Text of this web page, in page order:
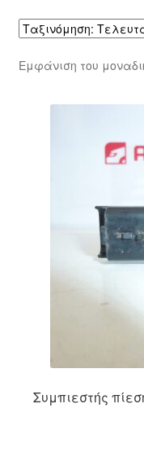
Εμφάνιση του
Συμπιεστής